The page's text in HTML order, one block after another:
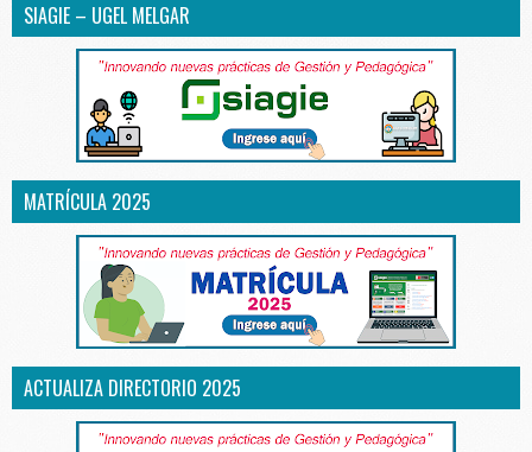
SIAGIE – UGEL MELGAR
MATRÍCULA 2025
ACTUALIZA DIRECTORIO 2025